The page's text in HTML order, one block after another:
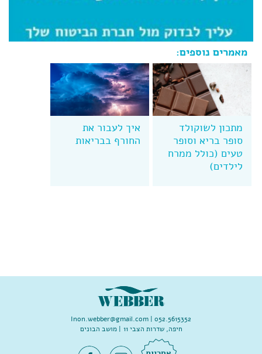
מאמרים נוספים:
איך לעבור את
החורף בבריאות
מתכון לשוקולד
סופר בריא וסופר
טעים (כולל ממרח
לילדים)
052.5615352 |
Inon.webber@gmail.com
חיפה, שדרות הצבי 11 | מושב הבונים